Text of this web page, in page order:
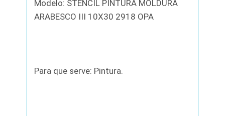
Modelo: STENCIL PINTURA MOLDURA
ARABESCO III 10X30 2918 OPA
Para que serve: Pintura.